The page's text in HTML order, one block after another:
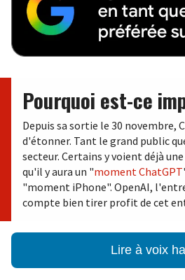
Pourquoi est-ce
Depuis sa sortie le 30 novembre,
d'étonner. Tant le grand public
secteur. Certains y voient déjà
qu'il y aura un "moment ChatGPT
"moment iPhone". OpenAI,
compte bien tirer profit de cet
Lire à voix